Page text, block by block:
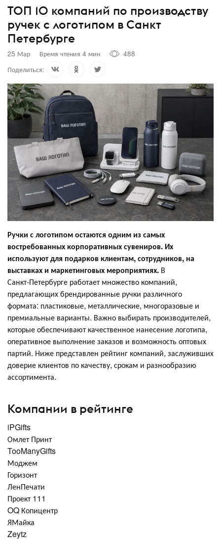
ТОП 10 компаний по производству
ручек с логотипом в Санкт
Петербурге
25 Мар Время чтения 4 мин
488
Поделиться:
Ручки с логотипом остаются одним из самых
востребованных корпоративных сувениров. Их
используют для подарков клиентам, сотрудников, на
выставках и маркетинговых мероприятиях. В
Санкт‑Петербурге работает множество компаний,
предлагающих брендированные ручки различного
формата: пластиковые, металлические, многоразовые и
премиальные варианты. Важно выбирать производителей,
которые обеспечивают качественное нанесение логотипа,
оперативное выполнение заказов и возможность оптовых
партий. Ниже представлен рейтинг компаний, заслуживших
доверие клиентов по качеству, срокам и разнообразию
ассортимента.
Компании в рейтинге
iPGifts
Омлет Принт
TooManyGifts
Моджем
Горизонт
ЛенПечати
Проект 111
OQ Копицентр
ЯМайка
Zeytz